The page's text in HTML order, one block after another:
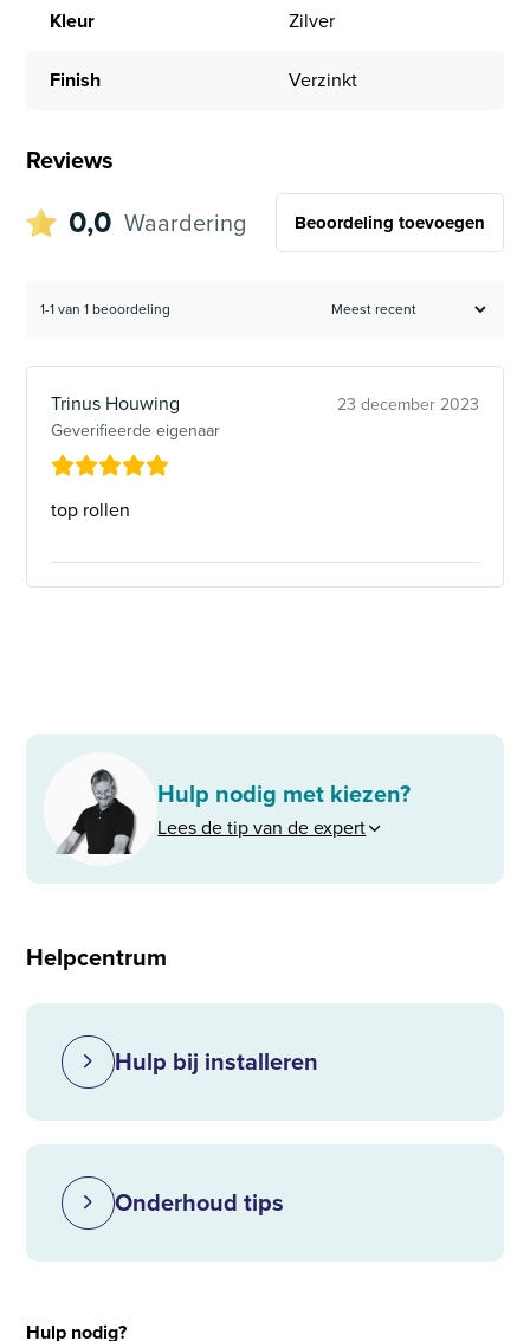
Kleur Zilver
Finish Verzinkt
Reviews
0,0 Waardering Beoordeling toevoegen
1-1 van 1 beoordeling
Trinus Houwing
Geverifieerde eigenaar
23 december 2023
top rollen
Hulp nodig met kiezen?
Lees de tip van de expert
Helpcentrum
Hulp bij installeren
Onderhoud tips
Hulp nodig?